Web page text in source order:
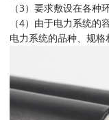
（3）要求敷设在各种
（4）由于电力系统
电力系统的品种、规格